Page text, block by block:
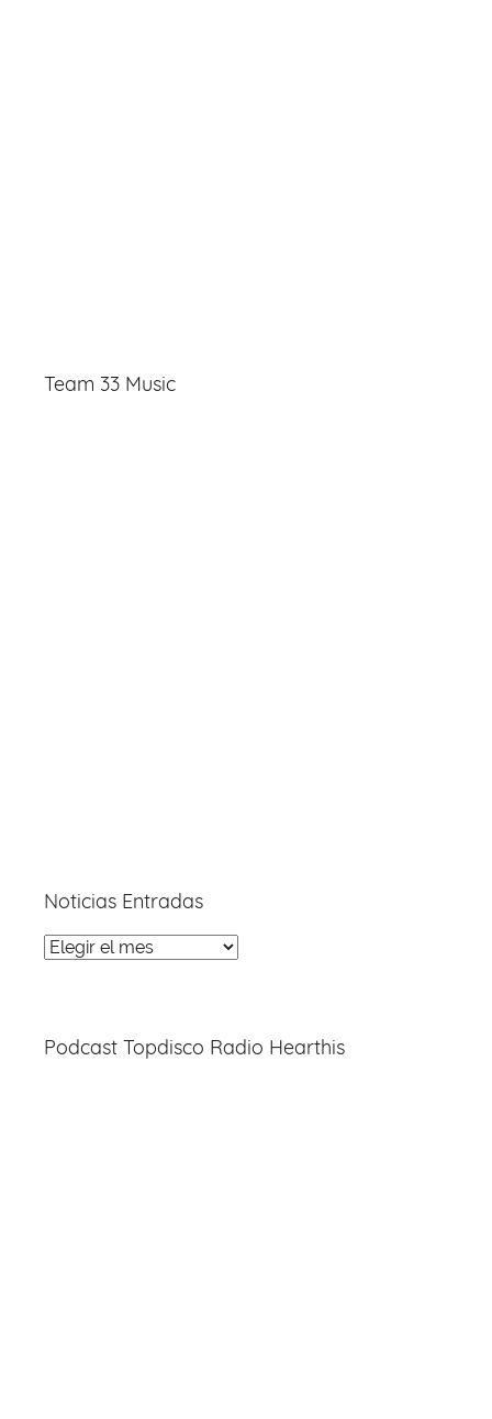
Team 33 Music
Noticias Entradas
Noticias
Podcast Topdisco Radio Hearthis